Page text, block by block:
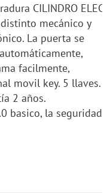
CILINDRO
mecánico y
La puerta se
facilmente,
movil key. 5 llaves.
2 años.
basico, la